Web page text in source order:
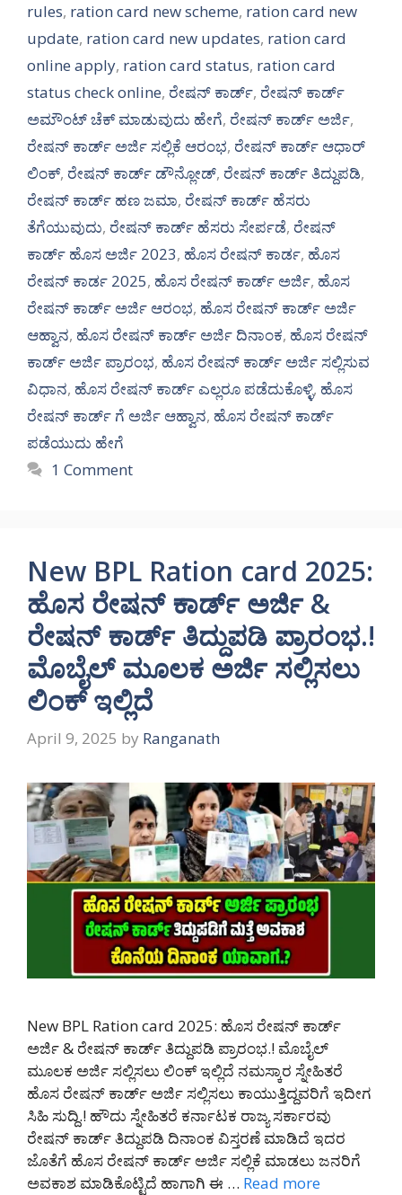
rules, ration card new scheme, ration card new
update, ration card new updates, ration card
online apply, ration card status, ration card
status check online, ರೇಷನ್ ಕಾರ್ಡ್, ರೇಷನ್ ಕಾರ್ಡ್
ಅಮೌಂಟ್ ಚೆಕ್ ಮಾಡುವುದು ಹೇಗೆ, ರೇಷನ್ ಕಾರ್ಡ್ ಅರ್ಜಿ,
ರೇಷನ್ ಕಾರ್ಡ್ ಅರ್ಜಿ ಸಲ್ಲಿಕೆ ಆರಂಭ, ರೇಷನ್ ಕಾರ್ಡ್ ಆಧಾರ್
ಲಿಂಕ್, ರೇಷನ್ ಕಾರ್ಡ್ ಡೌನ್ಲೋಡ್, ರೇಷನ್ ಕಾರ್ಡ್ ತಿದ್ದುಪಡಿ,
ರೇಷನ್ ಕಾರ್ಡ್ ಹಣ ಜಮಾ, ರೇಷನ್ ಕಾರ್ಡ್ ಹೆಸರು
ತೆಗೆಯುವುದು, ರೇಷನ್ ಕಾರ್ಡ್ ಹೆಸರು ಸೇರ್ಪಡೆ, ರೇಷನ್
ಕಾರ್ಡ್ ಹೊಸ ಅರ್ಜಿ 2023, ಹೊಸ ರೇಷನ್ ಕಾರ್ಡ, ಹೊಸ
ರೇಷನ್ ಕಾರ್ಡ 2025, ಹೊಸ ರೇಷನ್ ಕಾರ್ಡ್ ಅರ್ಜಿ, ಹೊಸ
ರೇಷನ್ ಕಾರ್ಡ್ ಅರ್ಜಿ ಆರಂಭ, ಹೊಸ ರೇಷನ್ ಕಾರ್ಡ್ ಅರ್ಜಿ
ಆಹ್ವಾನ, ಹೊಸ ರೇಷನ್ ಕಾರ್ಡ್ ಅರ್ಜಿ ದಿನಾಂಕ, ಹೊಸ ರೇಷನ್
ಕಾರ್ಡ್ ಅರ್ಜಿ ಪ್ರಾರಂಭ, ಹೊಸ ರೇಷನ್ ಕಾರ್ಡ್ ಅರ್ಜಿ ಸಲ್ಲಿಸುವ
ವಿಧಾನ, ಹೊಸ ರೇಷನ್ ಕಾರ್ಡ್ ಎಲ್ಲರೂ ಪಡೆದುಕೊಳ್ಳಿ, ಹೊಸ
ರೇಷನ್ ಕಾರ್ಡ್ ಗೆ ಅರ್ಜಿ ಆಹ್ವಾನ, ಹೊಸ ರೇಷನ್ ಕಾರ್ಡ್
ಪಡೆಯುದು ಹೇಗೆ
1 Comment
New BPL Ration card 2025:
ಹೊಸ ರೇಷನ್ ಕಾರ್ಡ್ ಅರ್ಜಿ &
ರೇಷನ್ ಕಾರ್ಡ್ ತಿದ್ದುಪಡಿ ಪ್ರಾರಂಭ.!
ಮೊಬೈಲ್ ಮೂಲಕ ಅರ್ಜಿ ಸಲ್ಲಿಸಲು
ಲಿಂಕ್ ಇಲ್ಲಿದೆ
April 9, 2025 by Ranganath
New BPL Ration card 2025: ಹೊಸ ರೇಷನ್ ಕಾರ್ಡ್
ಅರ್ಜಿ & ರೇಷನ್ ಕಾರ್ಡ್ ತಿದ್ದುಪಡಿ ಪ್ರಾರಂಭ.! ಮೊಬೈಲ್
ಮೂಲಕ ಅರ್ಜಿ ಸಲ್ಲಿಸಲು ಲಿಂಕ್ ಇಲ್ಲಿದೆ ನಮಸ್ಕಾರ ಸ್ನೇಹಿತರೆ
ಹೊಸ ರೇಷನ್ ಕಾರ್ಡ್ ಅರ್ಜಿ ಸಲ್ಲಿಸಲು ಕಾಯುತ್ತಿದ್ದವರಿಗೆ ಇದೀಗ
ಸಿಹಿ ಸುದ್ದಿ.! ಹೌದು ಸ್ನೇಹಿತರೆ ಕರ್ನಾಟಕ ರಾಜ್ಯ ಸರ್ಕಾರವು
ರೇಷನ್ ಕಾರ್ಡ್ ತಿದ್ದುಪಡಿ ದಿನಾಂಕ ವಿಸ್ತರಣೆ ಮಾಡಿದೆ ಇದರ
ಜೊತೆಗೆ ಹೊಸ ರೇಷನ್ ಕಾರ್ಡ್ ಅರ್ಜಿ ಸಲ್ಲಿಕೆ ಮಾಡಲು ಜನರಿಗೆ
ಅವಕಾಶ ಮಾಡಿಕೊಟ್ಟಿದೆ ಹಾಗಾಗಿ ಈ … Read more